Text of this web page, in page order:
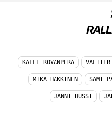
KALLE ROVANPERÄ
MIKA HÄKKINEN SAMI
JANNI HUSSI